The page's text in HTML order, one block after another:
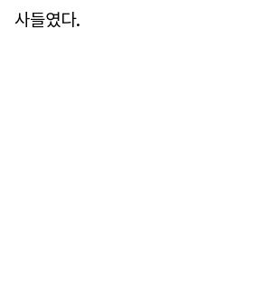
사들였다.